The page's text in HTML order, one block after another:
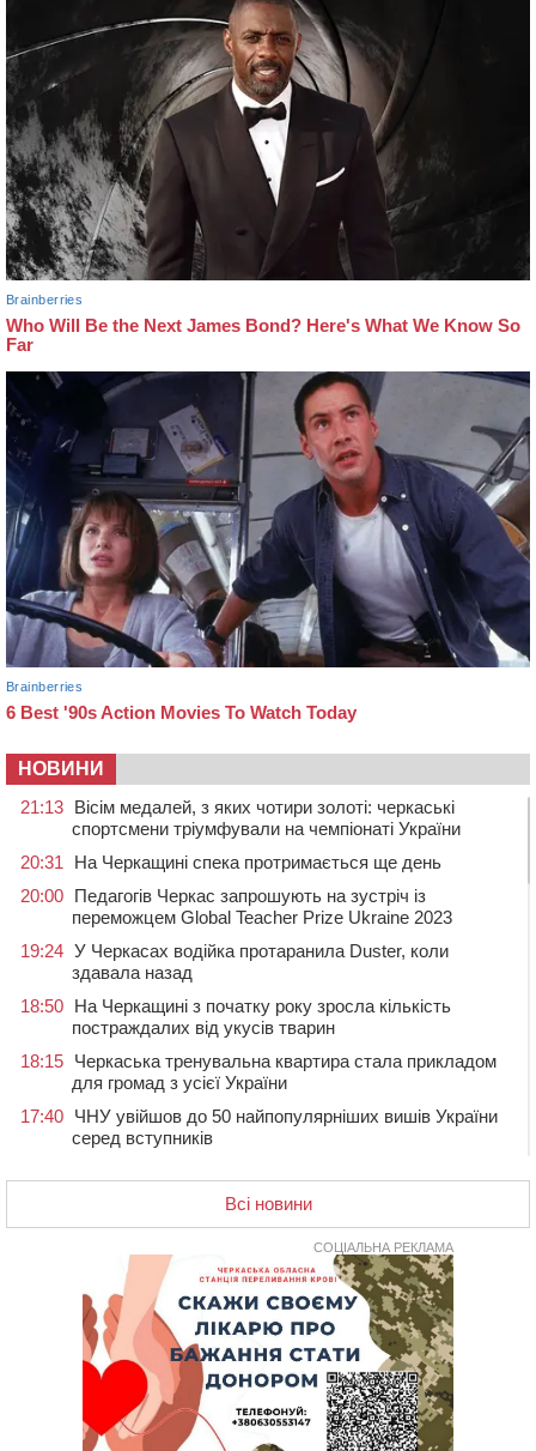
НОВИНИ
21:13 Вісім медалей, з яких чотири золоті: черкаські
спортсмени тріумфували на чемпіонаті України
20:31
На Черкащині спека протримається ще день
20:00 Педагогів Черкас запрошують на зустріч із
переможцем Global Teacher Prize Ukraine 2023
19:24 У Черкасах водійка протаранила Duster, коли
здавала назад
18:50 На Черкащині з початку року зросла кількість
постраждалих від укусів тварин
18:15 Черкаська тренувальна квартира стала прикладом
для громад з усієї України
17:40 ЧНУ увійшов до 50 найпопулярніших вишів України
серед вступників
контейнерний майданчик
16:32
Без розтину грудної клітки: у Черкасах 75-річній
пацієнтці замінили аортальний клапан
У Черкаському онкоцентрі встановили сонячну
електростанцію за понад пів мільйона гривень
У Київській області прощаються з полеглим на
фронті жителем Монастирищини
У Черкасах містяни через нову скляну зупинку і
вирізані дерева потерпають від спеки: Бондаренко
Всі новини
СОЦІАЛЬНА РЕКЛАМА